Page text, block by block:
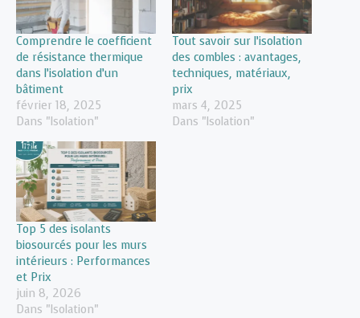
Comprendre le coefficient
de résistance thermique
dans l’isolation d’un
bâtiment
février 18, 2025
Dans "Isolation"
Tout savoir sur l’isolation
des combles : avantages,
techniques, matériaux,
prix
mars 4, 2025
Dans "Isolation"
Top 5 des isolants
biosourcés pour les murs
intérieurs : Performances
et Prix
juin 8, 2026
Dans "Isolation"